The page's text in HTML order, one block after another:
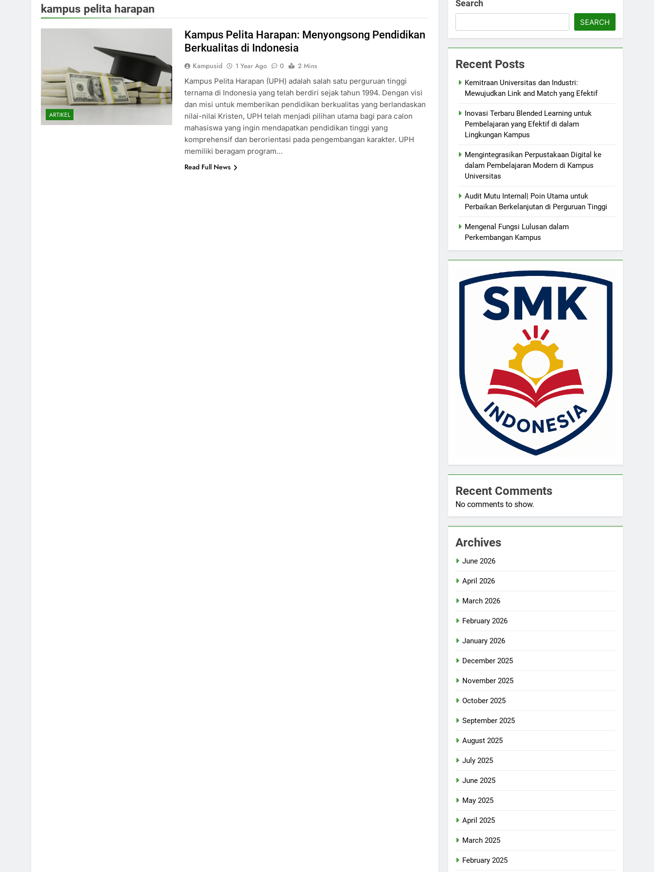
kampus pelita harapan
ARTIKEL
Kampus Pelita Harapan: Menyongsong Pendidikan
Berkualitas di Indonesia
Kampusid 1 Year Ago 0
2 Mins
Kampus Pelita Harapan (UPH) adalah salah satu perguruan tinggi
ternama di Indonesia yang telah berdiri sejak tahun 1994. Dengan visi
dan misi untuk memberikan pendidikan berkualitas yang berlandaskan
nilai-nilai Kristen, UPH telah menjadi pilihan utama bagi para calon
mahasiswa yang ingin mendapatkan pendidikan tinggi yang
komprehensif dan berorientasi pada pengembangan karakter. UPH
memiliki beragam program…
Read Full News
Search
SEARCH
Recent Posts
Kemitraan Universitas dan Industri:
Mewujudkan Link and Match yang Efektif
Inovasi Terbaru Blended Learning untuk
Pembelajaran yang Efektif di dalam
Lingkungan Kampus
Mengintegrasikan Perpustakaan Digital ke
dalam Pembelajaran Modern di Kampus
Universitas
Audit Mutu Internal| Poin Utama untuk
Perbaikan Berkelanjutan di Perguruan Tinggi
Mengenal Fungsi Lulusan dalam
Perkembangan Kampus
Recent Comments
No comments to show.
Archives
June 2026
April 2026
March 2026
February 2026
January 2026
December 2025
November 2025
October 2025
September 2025
August 2025
July 2025
June 2025
May 2025
April 2025
March 2025
February 2025